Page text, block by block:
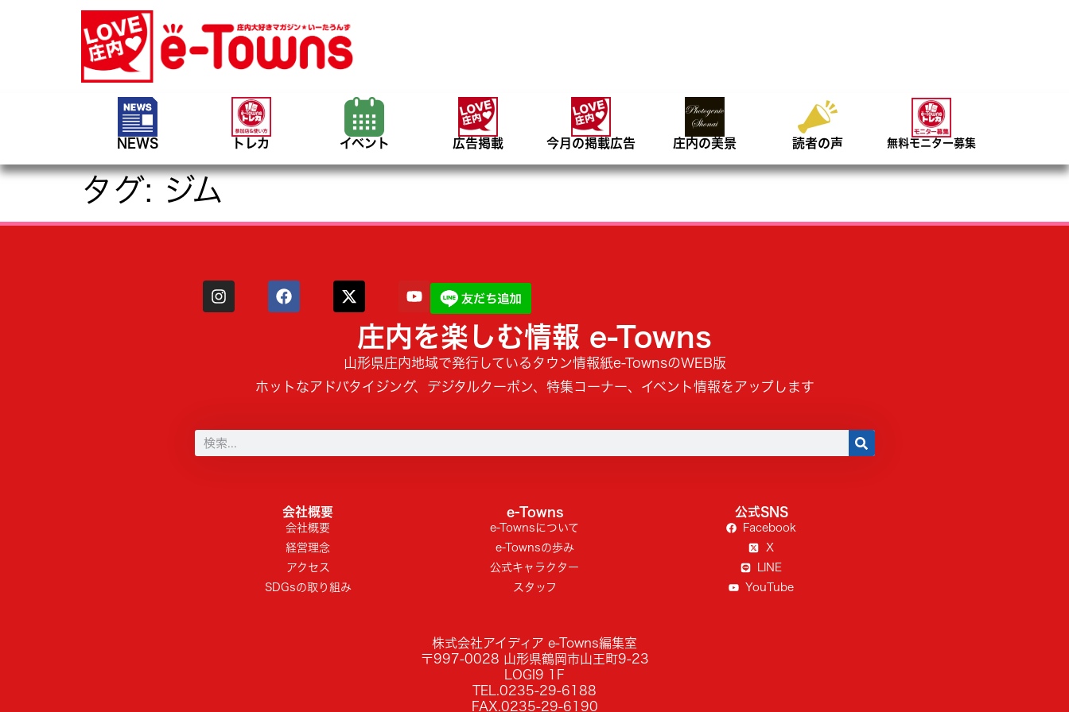
NEWS トレカ イベント 広告掲載 今月の掲載広告 庄内の美景 読者の声 無料モニター募集
タグ: ジム
庄内を楽しむ情報 e-Towns
山形県庄内地域で発行しているタウン情報紙e-TownsのWEB版
ホットなアドバタイジング、デジタルクーポン、特集コーナー、イベント情報をアップします
会社概要
会社概要
経営理念
アクセス
SDGsの取り組み
e-Towns
e-Townsについて
e-Townsの歩み
公式キャラクター
スタッフ
公式SNS
Facebook
X
LINE
YouTube
株式会社アイディア e-Towns編集室
〒997-0028 山形県鶴岡市山王町9-23
LOGI9 1F
TEL.0235-29-6188
FAX.0235-29-6190